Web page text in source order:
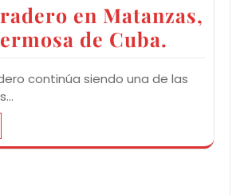
en Matanzas,
de Cuba.
continúa siendo una de las